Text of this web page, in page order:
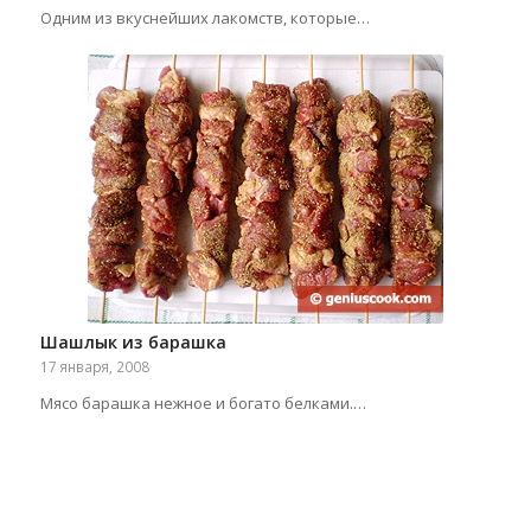
Одним из вкуснейших лакомств, которые…
Шашлык из барашка
17 января, 2008
Мясо барашка нежное и богато белками.…